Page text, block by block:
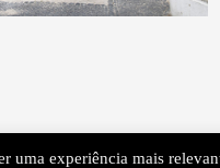
uma experiência mais